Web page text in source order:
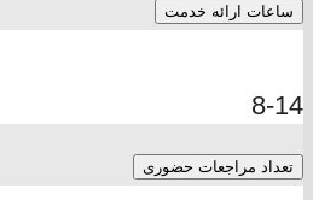
ساعات ارائه خدمت
8-14
تعداد مراجعات حضوری